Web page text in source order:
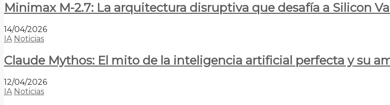
Minimax M-2.7: La arquitectura disruptiva que desafía a Silicon
14/04/2026
IA Noticias
Claude Mythos: El mito de la inteligencia artificial perfecta y su
12/04/2026
IA Noticias